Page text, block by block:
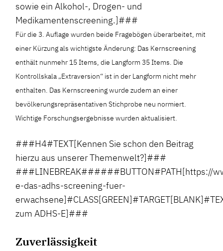
sowie ein Alkohol-, Drogen- und
Medikamentenscreening.]###
Für die 3. Auflage wurden beide Fragebögen überarbeitet, mit
einer Kürzung als wichtigste Änderung: Das Kernscreening
enthält nunmehr 15 Items, die Langform 35 Items. Die
Kontrollskala „Extraversion“ ist in der Langform nicht mehr
enthalten. Das Kernscreening wurde zudem an einer
bevölkerungsrepräsentativen Stichprobe neu normiert.
Wichtige Forschungsergebnisse wurden aktualisiert.
###H4#TEXT[Kennen Sie schon den Beitrag
hierzu aus unserer Themenwelt?]###
###LINEBREAK######BUTTON#PATH[https://
e-das-adhs-screening-fuer-
zum ADHS-E]###
Zuverlässigkeit